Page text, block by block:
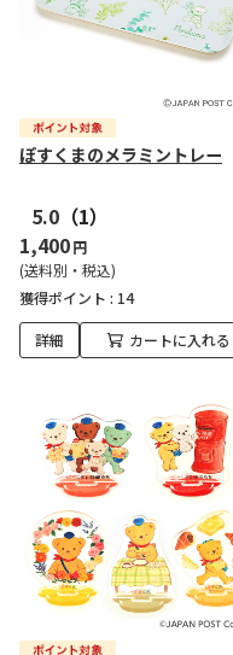
ぽすくまのメラミントレー
5.0 （1）
1,400円
(送料別・税込)
獲得ポイント : 14
詳細 カートに入れる